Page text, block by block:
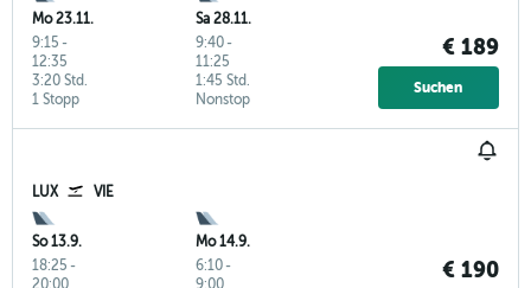
Mo 23.11.
9:15 -
12:35
1 Stopp
3:20 Std.
Sa 28.11.
9:40-
11:25
Nonstop
1:45 Std.
€ 189
Suchen
LUX VIE
So 13.9.
18:25 -
20:00
Mo 14.9.
6:10-
9:00
€ 190